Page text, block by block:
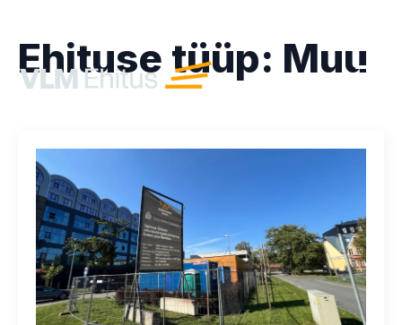
Ehituse tüüp: Muu